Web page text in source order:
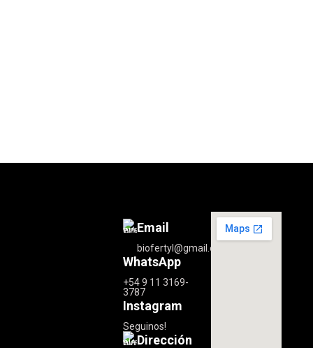
Email
biofertyl@gmail.com
WhatsApp
+54 9 11 3169-
3787
Instagram
Seguinos!
Dirección